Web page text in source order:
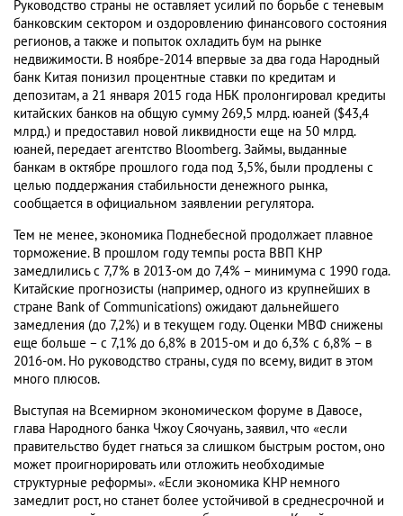
Руководство страны не оставляет усилий по борьбе с теневым
банковским сектором и оздоровлению финансового состояния
регионов, а также и попыток охладить бум на рынке
недвижимости. В ноябре-2014 впервые за два года Народный
банк Китая понизил процентные ставки по кредитам и
депозитам, а 21 января 2015 года НБК пролонгировал кредиты
китайских банков на общую сумму 269,5 млрд. юаней ($43,4
млрд.) и предоставил новой ликвидности еще на 50 млрд.
юаней, передает агентство Bloomberg. Займы, выданные
банкам в октябре прошлого года под 3,5%, были продлены с
целью поддержания стабильности денежного рынка,
сообщается в официальном заявлении регулятора.
Тем не менее, экономика Поднебесной продолжает плавное
торможение. В прошлом году темпы роста ВВП КНР
замедлились с 7,7% в 2013-ом до 7,4% – минимума с 1990 года.
Китайские прогнозисты (например, одного из крупнейших в
стране Bank of Communications) ожидают дальнейшего
замедления (до 7,2%) и в текущем году. Оценки МВФ снижены
еще больше – с 7,1% до 6,8% в 2015-ом и до 6,3% с 6,8% – в
2016-ом. Но руководство страны, судя по всему, видит в этом
много плюсов.
Выступая на Всемирном экономическом форуме в Давосе,
глава Народного банка Чжоу Сяочуань, заявил, что «если
правительство будет гнаться за слишком быстрым ростом, оно
может проигнорировать или отложить необходимые
структурные реформы». «Если экономика КНР немного
замедлит рост, но станет более устойчивой в среднесрочной и